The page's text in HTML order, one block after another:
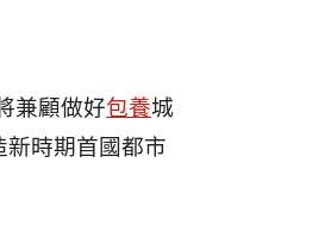
兼顧做好包養城
新時期首國都市